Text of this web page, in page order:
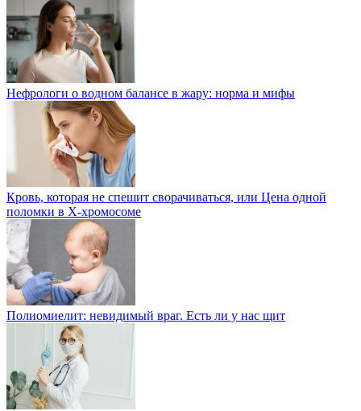
Нефрологи о водном балансе в жару: норма и мифы
Кровь, которая не спешит сворачиваться, или Цена одной
поломки в Х-хромосоме
Полиомиелит: невидимый враг. Есть ли у нас щит